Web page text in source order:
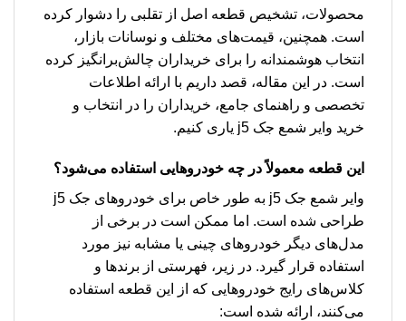
محصولات، تشخیص قطعه اصل از تقلبی را دشوار کرده
است. همچنین، قیمت‌های مختلف و نوسانات بازار،
انتخاب هوشمندانه را برای خریداران چالش‌برانگیز کرده
است. در این مقاله، قصد داریم با ارائه اطلاعات
تخصصی و راهنمای جامع، خریداران را در انتخاب و
خرید وایر شمع جک j5 یاری کنیم.
این قطعه معمولاً در چه خودروهایی استفاده می‌شود؟
وایر شمع جک j5 به طور خاص برای خودروهای جک j5
طراحی شده است. اما ممکن است در برخی از
مدل‌های دیگر خودروهای چینی یا مشابه نیز مورد
استفاده قرار گیرد. در زیر، فهرستی از برندها و
کلاس‌های رایج خودروهایی که از این قطعه استفاده
می‌کنند، ارائه شده است: